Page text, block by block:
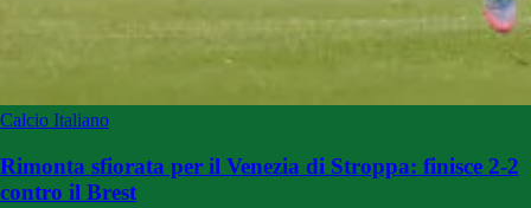
Calcio Italiano
Rimonta sfiorata per il Venezia di Stroppa: finisce 2-2
contro il Brest